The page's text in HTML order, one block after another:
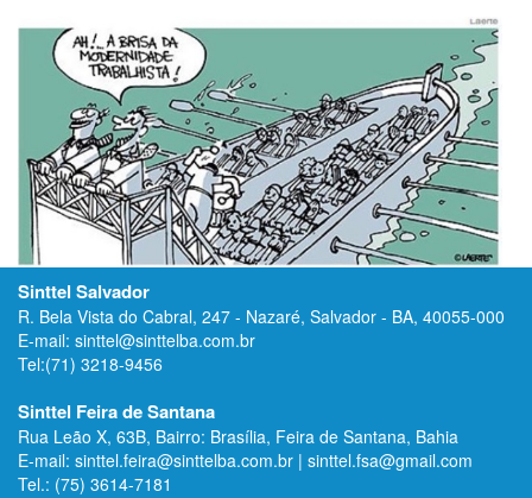
Sinttel Salvador
R. Bela Vista do Cabral, 247 - Nazaré, Salvador - BA, 40055-000
E-mail: sinttel@sinttelba.com.br
Tel:(71) 3218-9456
Sinttel Feira de Santana
Rua Leão X, 63B, Bairro: Brasília, Feira de Santana, Bahia
E-mail: sinttel.feira@sinttelba.com.br | sinttel.fsa@gmail.com
Tel.: (75) 3614-7181